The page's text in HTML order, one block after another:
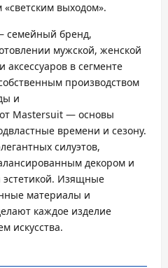
выходом».
бренд,
мужской, женской
аксессуаров в сегменте
производством
и
Mastersuit — основы
времени и сезону.
силуэтов,
декором и
Изящные
материалы и
каждое изделие
искусства.